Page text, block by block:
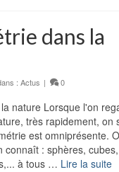
dans la
: Actus | 0
nature Lorsque l'on
très rapidement, on
est omniprésente.
connaît : sphères,
à tous … Lire la suite